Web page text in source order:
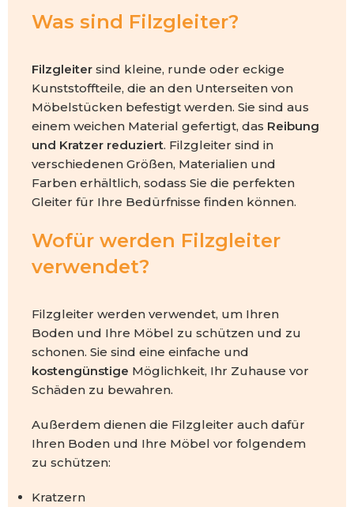
Was sind Filzgleiter?
Filzgleiter sind kleine, runde oder eckige
Kunststoffteile, die an den Unterseiten von
Möbelstücken befestigt werden. Sie sind aus
einem weichen Material gefertigt, das Reibung
und Kratzer reduziert. Filzgleiter sind in
verschiedenen Größen, Materialien und
Farben erhältlich, sodass Sie die perfekten
Gleiter für Ihre Bedürfnisse finden können.
Wofür werden Filzgleiter
verwendet?
Filzgleiter werden verwendet, um Ihren
Boden und Ihre Möbel zu schützen und zu
schonen. Sie sind eine einfache und
kostengünstige Möglichkeit, Ihr Zuhause vor
Schäden zu bewahren.
Außerdem dienen die Filzgleiter auch dafür
Ihren Boden und Ihre Möbel vor folgendem
zu schützen:
Kratzern